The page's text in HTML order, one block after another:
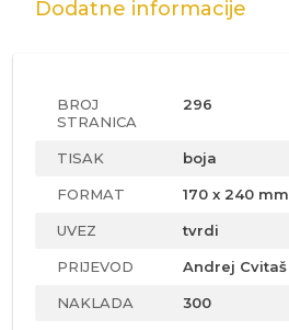
Dodatne informacije
BROJ
STRANICA
296
TISAK boja
FORMAT 170 x 240 mm
UVEZ tvrdi
PRIJEVOD Andrej Cvitaš
NAKLADA 300